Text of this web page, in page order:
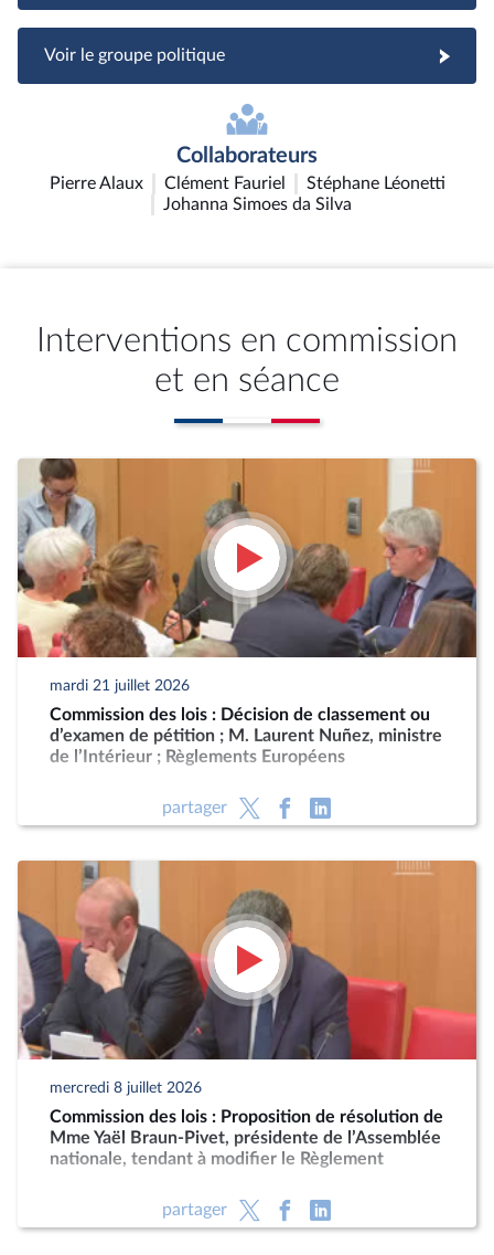
Voir le groupe politique
Collaborateurs
Pierre Alaux Clément Fauriel
Stéphane Léonetti
Johanna Simoes da Silva
Interventions en commission
et en séance
mardi 21 juillet 2026
Commission des lois : Décision de classement ou
d’examen de pétition ; M. Laurent Nuñez, ministre
de l’Intérieur ; Règlements Européens
partager
mercredi 8 juillet 2026
Commission des lois : Proposition de résolution de
Mme Yaël Braun-Pivet, présidente de l’Assemblée
nationale, tendant à modifier le Règlement
partager